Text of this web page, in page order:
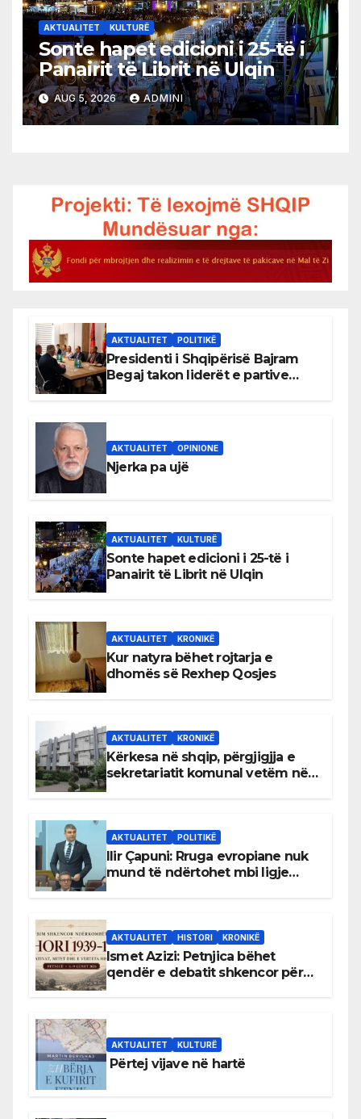
AKTUALITET KULTURË
Sonte hapet edicioni i 25-të i
Panairit të Librit në Ulqin
AUG 5, 2026 ADMINI
AKTUALITET POLITIKË
Presidenti i Shqipërisë Bajram
Begaj takon liderët e partive
AKTUALITET OPINIONE
Njerka pa ujë
AKTUALITET KULTURË
Sonte hapet edicioni i 25-të i
Panairit të Librit në Ulqin
AKTUALITET KRONIKË
Kur natyra bëhet rojtarja e
dhomës së Rexhep Qosjes
AKTUALITET KRONIKË
Kërkesa në shqip, përgjigjja e
sekretariatit komunal vetëm në
AKTUALITET POLITIKË
Ilir Çapuni: Rruga evropiane nuk
mund të ndërtohet mbi ligje
AKTUALITET HISTORI KRONIKË
Ismet Azizi: Petnjica bëhet
qendër e debatit shkencor për
AKTUALITET KULTURË
Përtej vijave në hartë